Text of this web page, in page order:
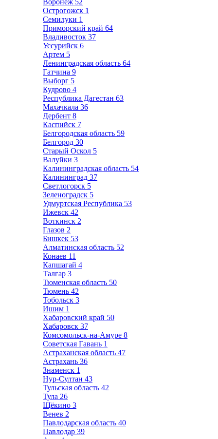
Воронеж 52
Острогожск 1
Семилуки 1
Приморский край 64
Владивосток 37
Уссурийск 6
Артем 5
Ленинградская область 64
Гатчина 9
Выборг 5
Кудрово 4
Республика Дагестан 63
Махачкала 36
Дербент 8
Каспийск 7
Белгородская область 59
Белгород 30
Старый Оскол 5
Валуйки 3
Калининградская область 54
Калининград 37
Светлогорск 5
Зеленоградск 5
Удмуртская Республика 53
Ижевск 42
Воткинск 2
Глазов 2
Бишкек 53
Алматинская область 52
Конаев 11
Капшагай 4
Талгар 3
Тюменская область 50
Тюмень 42
Тобольск 3
Ишим 1
Хабаровский край 50
Хабаровск 37
Комсомольск-на-Амуре 8
Советская Гавань 1
Астраханская область 47
Астрахань 36
Знаменск 1
Нур-Султан 43
Тульская область 42
Тула 26
Щёкино 3
Венев 2
Павлодарская область 40
Павлодар 39